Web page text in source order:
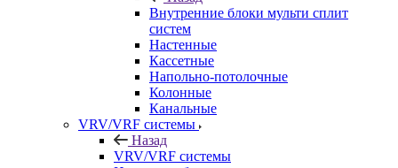
Внутренние блоки мульти сплит
систем
Настенные
Кассетные
Напольно-потолочные
Колонные
Канальные
VRV/VRF системы
Назад
VRV/VRF системы